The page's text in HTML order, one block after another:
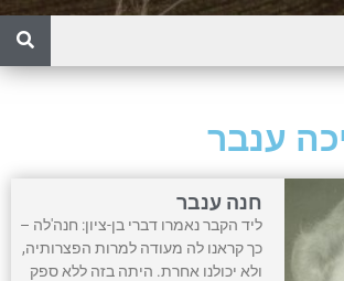
ענבר
חנה ענבר
ליד הקבר נאמרו דברי בן-ציון: חנה'לה –
כך קראנו לה מעודה למרות הפצרותיה,
ולא יכולנו אחרת. היתה בזה ללא ספק